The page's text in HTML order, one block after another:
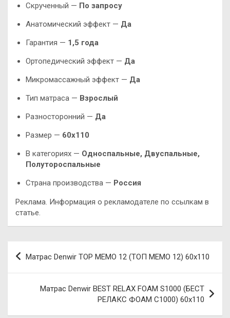
Скрученный — По запросу
Анатомический эффект — Да
Гарантия — 1,5 года
Ортопедический эффект — Да
Микромассажный эффект — Да
Тип матраса — Взрослый
Разносторонний — Да
Размер — 60х110
В категориях — Односпальные, Двуспальные,
Полутороспальные
Страна производства — Россия
Реклама. Информация о рекламодателе по ссылкам в
статье.
Навигация
по
Матрас Denwir TOP MEMO 12 (ТОП МЕМО 12) 60х110
Матрас Denwir BEST RELAX FOAM S1000 (БЕСТ
РЕЛАКС ФОАМ С1000) 60х110